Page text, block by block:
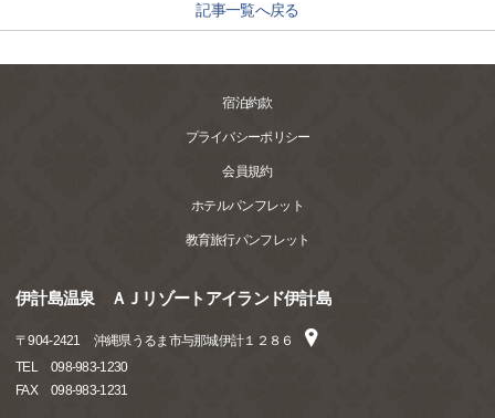
記事一覧へ戻る
宿泊約款
プライバシーポリシー
会員規約
ホテルパンフレット
教育旅行パンフレット
伊計島温泉 ＡＪリゾートアイランド伊計島
〒904-2421
沖縄県うるま市与那城伊計１２８６
TEL
098-983-1230
FAX
098-983-1231